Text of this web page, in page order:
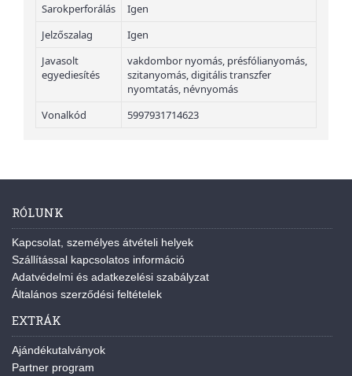
Sarokperforálás
Igen
Jelzőszalag
Igen
Javasolt
egyediesítés
vakdombor nyomás, présfólianyomás,
szitanyomás, digitális transzfer
nyomtatás, névnyomás
Vonalkód
5997931714623
RÓLUNK
Kapcsolat, személyes átvételi helyek
Szállítással kapcsolatos információ
Adatvédelmi és adatkezelési szabályzat
Általános szerződési feltételek
EXTRÁK
Ajándékutalványok
Partner program